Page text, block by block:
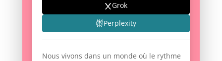
Grok
Perplexity
Nous vivons dans un monde où le rythme